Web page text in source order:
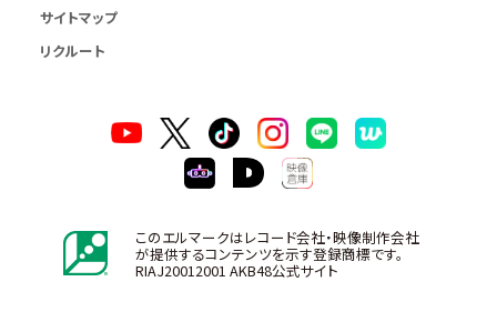
サイトマップ
リクルート
このエルマークはレコード会社・映像制作会社
が提供するコンテンツを示す登録商標です。
RIAJ20012001 AKB48公式サイト